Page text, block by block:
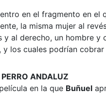
en el fragmento en el
la misma mujer al
y al derecho, un hombre y
y los cuales podrían
ANDALUZ
en la que Buñuel